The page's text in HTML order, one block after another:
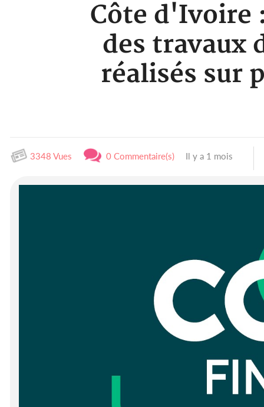
Côte d'Ivoire
des travaux
réalisés sur
3348 Vues 0 Commentaire(s) Il y a 1 mois